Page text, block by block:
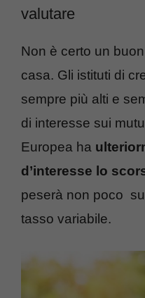
valutare
Non è certo un
casa. Gli istituti di
sempre più alti e
di interesse sui
Europea ha
d’interesse lo
peserà non poco
tasso variabile.